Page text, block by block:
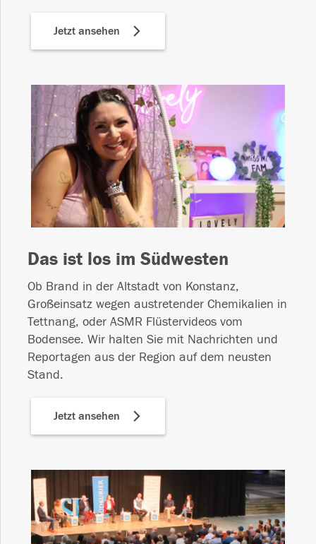
Jetzt ansehen
Das ist los im Südwesten
Ob Brand in der Altstadt von Konstanz,
Großeinsatz wegen austretender Chemikalien in
Tettnang, oder ASMR Flüstervideos vom
Bodensee. Wir halten Sie mit Nachrichten und
Reportagen aus der Region auf dem neusten
Stand.
Jetzt ansehen